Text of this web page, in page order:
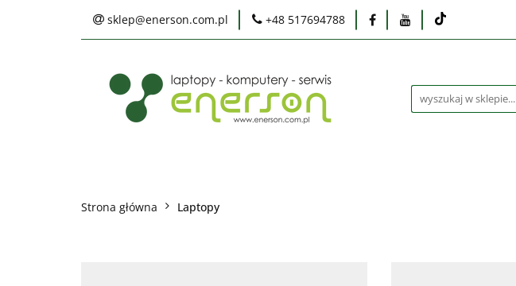
sklep@enerson.com.pl +48 517694788
Serwis
Praca Ochrona środowiska
Laptopy PC Monitory
Karty graficzne Akcesoria
Strona główna Laptopy